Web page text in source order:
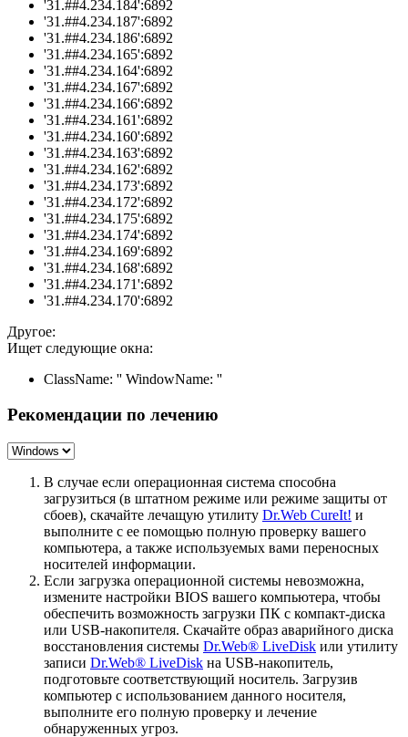
'31.##4.234.184':6892
'31.##4.234.187':6892
'31.##4.234.186':6892
'31.##4.234.165':6892
'31.##4.234.164':6892
'31.##4.234.167':6892
'31.##4.234.166':6892
'31.##4.234.161':6892
'31.##4.234.160':6892
'31.##4.234.163':6892
'31.##4.234.162':6892
'31.##4.234.173':6892
'31.##4.234.172':6892
'31.##4.234.175':6892
'31.##4.234.174':6892
'31.##4.234.169':6892
'31.##4.234.168':6892
'31.##4.234.171':6892
'31.##4.234.170':6892
Другое:
Ищет следующие окна:
ClassName: '' WindowName: ''
Рекомендации по лечению
В случае если операционная система способна
загрузиться (в штатном режиме или режиме защиты от
сбоев), скачайте лечащую утилиту Dr.Web CureIt! и
выполните с ее помощью полную проверку вашего
компьютера, а также используемых вами переносных
носителей информации.
Если загрузка операционной системы невозможна,
измените настройки BIOS вашего компьютера, чтобы
обеспечить возможность загрузки ПК с компакт-диска
или USB-накопителя. Скачайте образ аварийного диска
восстановления системы Dr.Web® LiveDisk или утилиту
записи Dr.Web® LiveDisk на USB-накопитель,
подготовьте соответствующий носитель. Загрузив
компьютер с использованием данного носителя,
выполните его полную проверку и лечение
обнаруженных угроз.